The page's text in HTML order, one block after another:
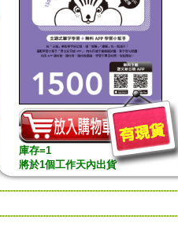
庫存=1
將於1個工作天內出貨